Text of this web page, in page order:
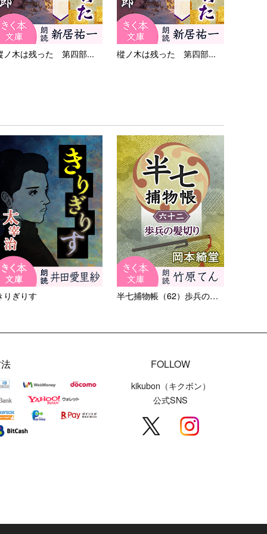
ノ木は残った 第四部... 樅ノ木は残った 第四部...
りぎりす 半七捕物帳（62）歩兵の髪切...
FOLLOW
kikubon（キクボン）
公式SNS